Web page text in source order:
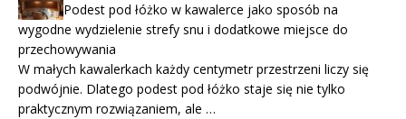
Podest pod łóżko w kawalerce jako sposób na
wygodne wydzielenie strefy snu i dodatkowe miejsce do
przechowywania
W małych kawalerkach każdy centymetr przestrzeni liczy się
podwójnie. Dlatego podest pod łóżko staje się nie tylko
praktycznym rozwiązaniem, ale …